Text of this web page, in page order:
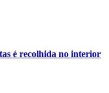
é recolhida no interior